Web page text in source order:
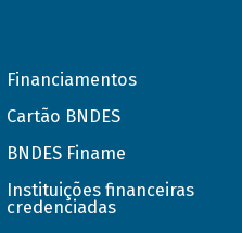
Financiamentos
Cartão BNDES
BNDES Finame
Instituições financeiras
credenciadas